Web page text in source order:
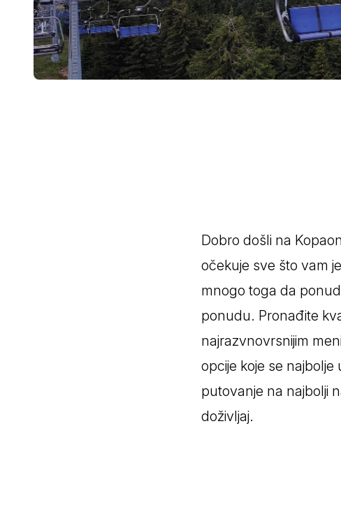
Srbobran
Inđija
Ruma
Dobro došli na
očekuje sve što vam
mnogo toga da
ponudu. Pronađite
najrazvnovrsnijim
opcije koje se
putovanje na najbolji
doživljaj.